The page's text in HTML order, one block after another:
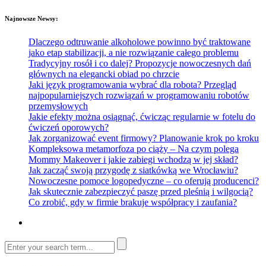
Najnowsze Newsy:
Dlaczego odtruwanie alkoholowe powinno być traktowane
jako etap stabilizacji, a nie rozwiązanie całego problemu
Tradycyjny rosół i co dalej? Propozycje nowoczesnych dań
głównych na elegancki obiad po chrzcie
Jaki język programowania wybrać dla robota? Przegląd
najpopularniejszych rozwiązań w programowaniu robotów
przemysłowych
Jakie efekty można osiągnąć, ćwicząc regularnie w fotelu do
ćwiczeń oporowych?
Jak zorganizować event firmowy? Planowanie krok po kroku
Kompleksowa metamorfoza po ciąży – Na czym polega
Mommy Makeover i jakie zabiegi wchodzą w jej skład?
Jak zacząć swoją przygodę z siatkówką we Wrocławiu?
Nowoczesne pomoce logopedyczne – co oferują producenci?
Jak skutecznie zabezpieczyć paszę przed pleśnią i wilgocią?
Co zrobić, gdy w firmie brakuje współpracy i zaufania?